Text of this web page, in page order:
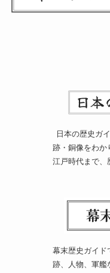
日本の歴史ガ
跡・銅像をわか
江戸時代まで、
幕末歴史ガイド
跡、人物、軍艦